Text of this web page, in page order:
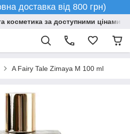
доставка від 800 грн)
косметика за доступними цінами
A Fairy Tale Zimaya M 100 ml